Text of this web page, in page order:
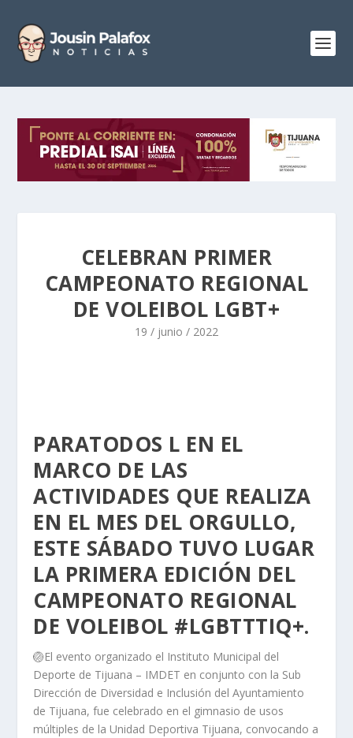
CELEBRAN PRIMER
CAMPEONATO REGIONAL
DE VOLEIBOL LGBT+
19 / junio / 2022
PARATODOS L EN EL
MARCO DE LAS
ACTIVIDADES QUE REALIZA
EN EL MES DEL ORGULLO,
ESTE SÁBADO TUVO LUGAR
LA PRIMERA EDICIÓN DEL
CAMPEONATO REGIONAL
DE VOLEIBOL #LGBTTTIQ+.
🏐El evento organizado el Instituto Municipal del
Deporte de Tijuana – IMDET en conjunto con la Sub
Dirección de Diversidad e Inclusión del Ayuntamiento
de Tijuana, fue celebrado en el gimnasio de usos
múltiples de la Unidad Deportiva Tijuana, convocando a